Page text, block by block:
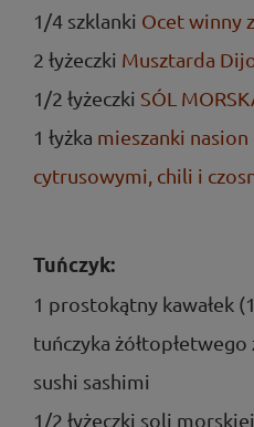
1/4 szklanki Ocet winny
2 łyżeczki Musztarda
1/2 łyżeczki SÓL
1 łyżka mieszanki
cytrusowymi, chili i
Tuńczyk:
1 prostokątny kawałek
tuńczyka
sushi sashimi
1/2 łyżeczki soli